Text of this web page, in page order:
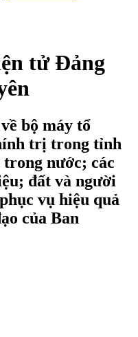
tử Đảng
bộ máy tổ
trị trong tỉnh
nước; các
đất và người
vụ hiệu quả
của Ban